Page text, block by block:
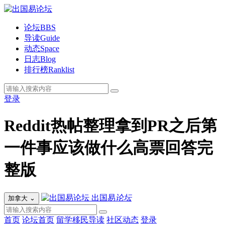
论坛BBS
导读Guide
动态Space
日志Blog
排行榜Ranklist
登录
Reddit热帖整理拿到PR之后第
一件事应该做什么高票回答完
整版
加拿大 ⌄ 出国易论坛
首页 论坛首页 留学移民导读 社区动态 登录